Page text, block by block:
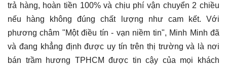
trả hàng, hoàn tiền 100% và chịu phí vận chuyển 2 chiều
nếu hàng không đúng chất lượng như cam kết. Với
phương châm "Một điều tín - vạn niềm tin", Minh Minh đã
và đang khẳng định được uy tín trên thị trường và là nơi
bán trầm hương TPHCM được tin cậy của mọi khách